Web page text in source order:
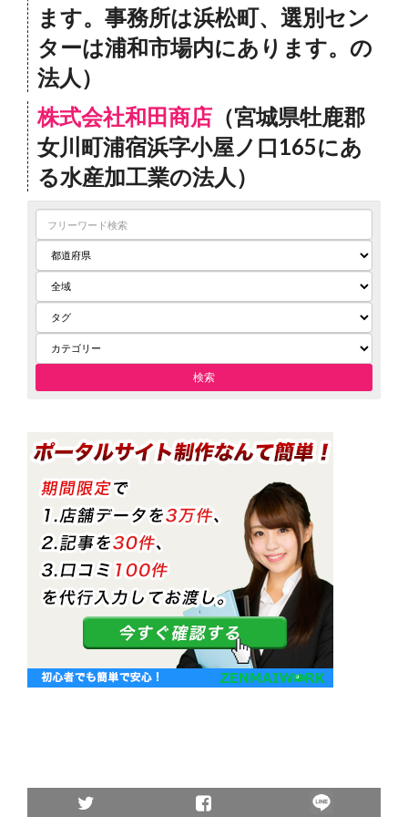
ます。事務所は浜松町、選別セン
ターは浦和市場内にあります。の
法人）
株式会社和田商店 （宮城県牡鹿郡
女川町浦宿浜字小屋ノ口165にあ
る水産加工業の法人）